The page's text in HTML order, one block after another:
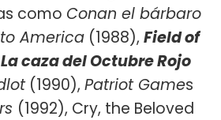
como Conan el bárbaro
America (1988), Field of
La caza del Octubre Rojo
(1990), Patriot Games
(1992), Cry, the Beloved